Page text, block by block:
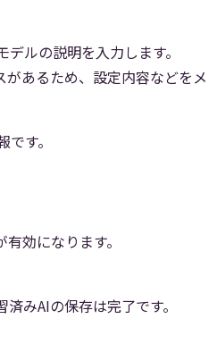
ルの説明を入力します。
あるため、設定内容などを
す。
効になります。
みAIの保存は完了です。